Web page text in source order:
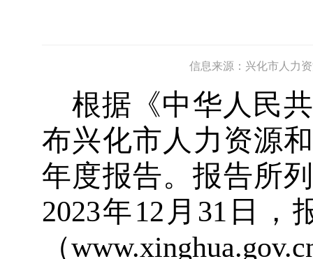
信息来源：兴化市人力
根据《中华人民
布兴化市人力资源
年度报告。报告所
2023年12 月 31 日，
（